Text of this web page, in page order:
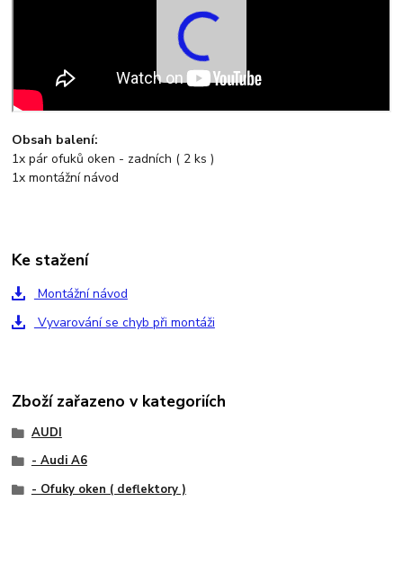
Obsah balení:
1x pár ofuků oken - zadních ( 2 ks )
1x montážní návod
Ke stažení
Montážní návod
Vyvarování se chyb při montáži
Zboží zařazeno v kategoriích
AUDI
- Audi A6
- Ofuky oken ( deflektory )